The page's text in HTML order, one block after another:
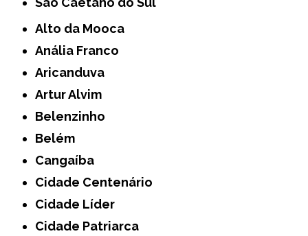
Alto da Mooca
Anália Franco
Aricanduva
Artur Alvim
Belenzinho
Belém
Cangaíba
Cidade Centenário
Cidade Líder
Cidade Patriarca